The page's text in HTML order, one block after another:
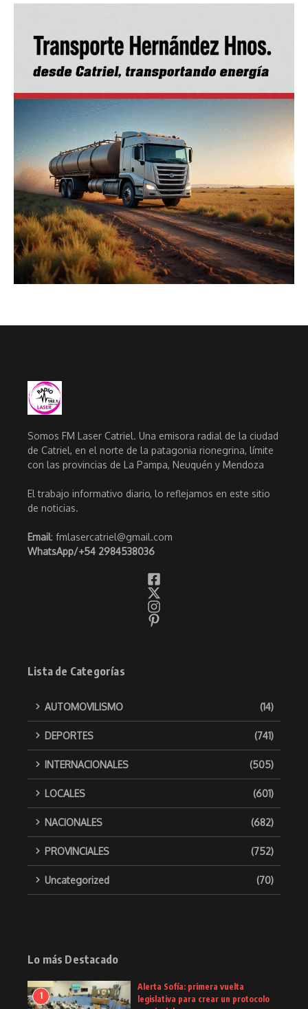
Somos FM Laser Catriel. Una emisora radial de la ciudad
de Catriel, en el norte de la patagonia rionegrina, límite
con las provincias de La Pampa, Neuquén y Mendoza
El trabajo informativo diario, lo reflejamos en este sitio
de noticias.
Email: fmlasercatriel@gmail.com
WhatsApp/+54 2984538036
Lista de Categorías
AUTOMOVILISMO (14)
DEPORTES (741)
INTERNACIONALES (505)
LOCALES (601)
NACIONALES (682)
PROVINCIALES (752)
Uncategorized (70)
Lo más Destacado
1
Alerta Sofía: primera vuelta
legislativa para crear un protocolo